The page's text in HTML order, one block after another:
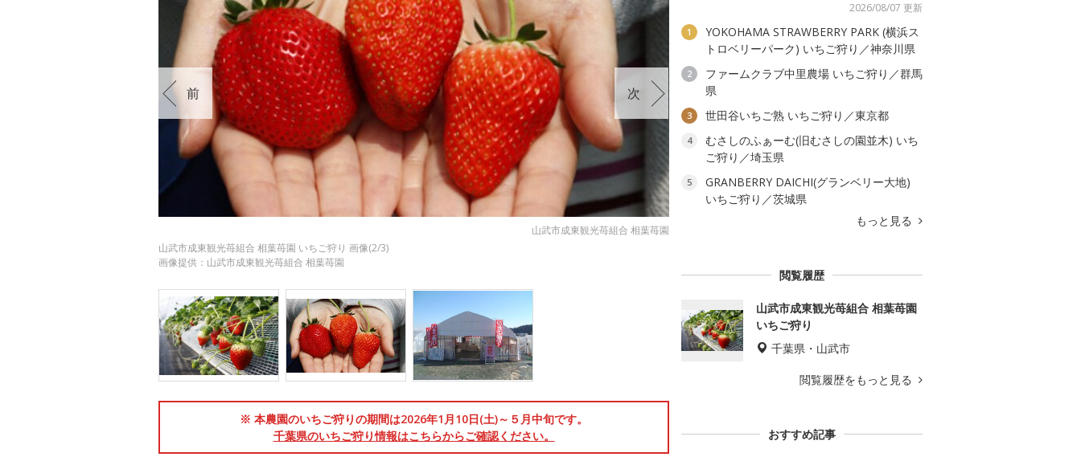
山武市成東観光苺組合 相葉苺園
山武市成東観光苺組合 相葉苺園 いちご狩り 画像(2/3)
画像提供：山武市成東観光苺組合 相葉苺園
前 次
※ 本農園のいちご狩りの期間は2026年1月10日(土)～５月中旬です。
千葉県のいちご狩り情報はこちらからご確認ください。
2026/08/07 更新
1
YOKOHAMA STRAWBERRY PARK (横浜ス
トロベリーパーク) いちご狩り／神奈川県
2
ファームクラブ中里農場 いちご狩り／群馬
県
3 世田谷いちご熟 いちご狩り／東京都
4
むさしのふぁーむ(旧むさしの園並木) いち
ご狩り／埼玉県
5
GRANBERRY DAICHI(グランベリー大地)
いちご狩り／茨城県
もっと見る
閲覧履歴
山武市成東観光苺組合 相葉苺園
いちご狩り
千葉県・山武市
閲覧履歴をもっと見る
おすすめ記事